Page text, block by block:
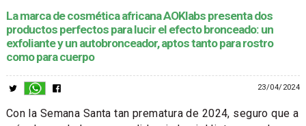
La marca de cosmética africana AOKlabs presenta dos
productos perfectos para lucir el efecto bronceado: un
exfoliante y un autobronceador, aptos tanto para rostro
como para cuerpo
23/04/2024
Con la Semana Santa tan prematura de 2024, seguro que a